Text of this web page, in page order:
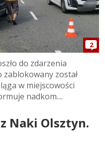
2
do zdarzenia
został
w miejscowości
nadkom....
Naki Olsztyn.